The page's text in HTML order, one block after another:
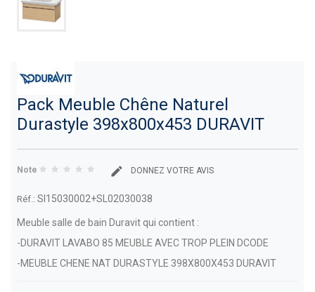
Pack Meuble Chêne Naturel
Durastyle 398x800x453 DURAVIT
Note DONNEZ VOTRE AVIS
Réf.: SI15030002+SL02030038
Meuble salle de bain Duravit qui contient :
-DURAVIT LAVABO 85 MEUBLE AVEC TROP PLEIN DCODE
-MEUBLE CHENE NAT DURASTYLE 398X800X453 DURAVIT